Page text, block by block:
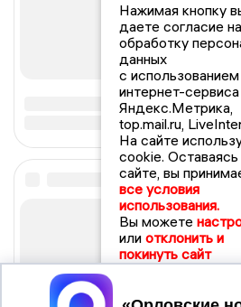
Нажимая кнопку
даете согласие на
обработку
данных
с использованием
интернет-сервиса
Яндекс.Метрика,
top.mail.ru,
На сайте
cookie. Оставаясь
сайте, вы
все условия
использования.
Вы можете
или отклонить и
покинуть сайт
Принять